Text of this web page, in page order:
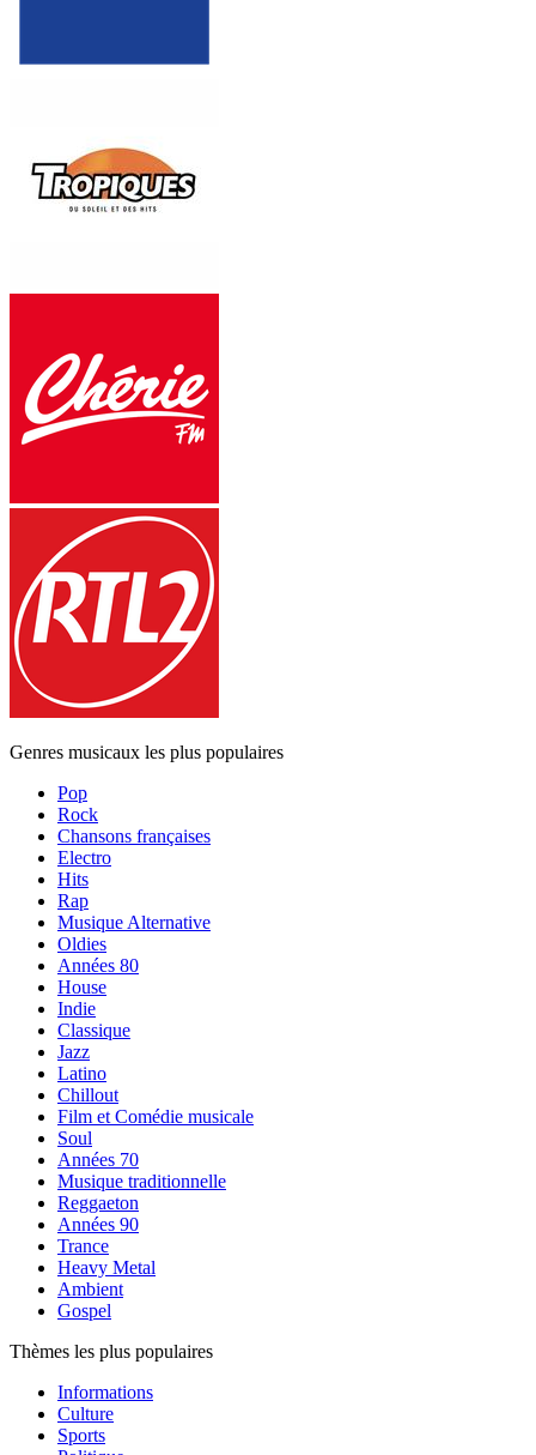
Genres musicaux les plus populaires
Pop
Rock
Chansons françaises
Electro
Hits
Rap
Musique Alternative
Oldies
Années 80
House
Indie
Classique
Jazz
Latino
Chillout
Film et Comédie musicale
Soul
Années 70
Musique traditionnelle
Reggaeton
Années 90
Trance
Heavy Metal
Ambient
Gospel
Thèmes les plus populaires
Informations
Culture
Sports